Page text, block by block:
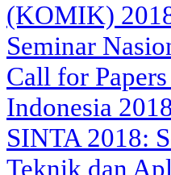
(KOMIK)
Seminar
Call for
Indonesia
SINTA 2018:
Teknik dan